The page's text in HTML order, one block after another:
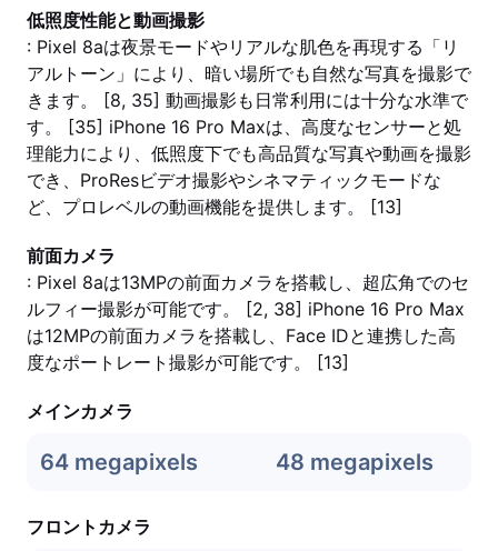
低照度性能と動画撮影
: Pixel 8aは夜景モードやリアルな肌色を再現する「リ
アルトーン」により、暗い場所でも自然な写真を撮影で
きます。 [8, 35] 動画撮影も日常利用には十分な水準で
す。 [35] iPhone 16 Pro Maxは、高度なセンサーと処
理能力により、低照度下でも高品質な写真や動画を撮影
でき、ProResビデオ撮影やシネマティックモードな
ど、プロレベルの動画機能を提供します。 [13]
前面カメラ
: Pixel 8aは13MPの前面カメラを搭載し、超広角でのセ
ルフィー撮影が可能です。 [2, 38] iPhone 16 Pro Max
は12MPの前面カメラを搭載し、Face IDと連携した高
度なポートレート撮影が可能です。 [13]
メインカメラ
64 megapixels 48 megapixels
フロントカメラ